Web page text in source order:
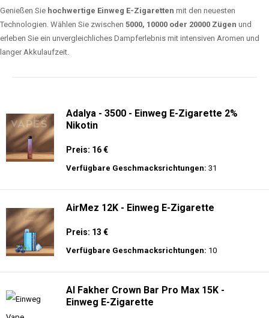
Genießen Sie hochwertige Einweg E-Zigaretten mit den neuesten
Technologien. Wählen Sie zwischen 5000, 10000 oder 20000 Zügen und
erleben Sie ein unvergleichliches Dampferlebnis mit intensiven Aromen und
langer Akkulaufzeit.
Adalya - 3500 - Einweg E-Zigarette 2%
Nikotin
Preis: 16 €
Verfügbare Geschmacksrichtungen: 31
AirMez 12K - Einweg E-Zigarette
Preis: 13 €
Verfügbare Geschmacksrichtungen: 10
Al Fakher Crown Bar Pro Max 15K -
Einweg E-Zigarette